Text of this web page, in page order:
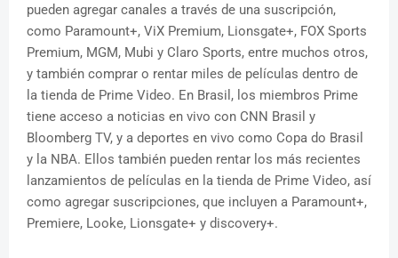
pueden agregar canales a través de una suscripción,
como Paramount+, ViX Premium, Lionsgate+, FOX Sports
Premium, MGM, Mubi y Claro Sports, entre muchos otros,
y también comprar o rentar miles de películas dentro de
la tienda de Prime Video. En Brasil, los miembros Prime
tiene acceso a noticias en vivo con CNN Brasil y
Bloomberg TV, y a deportes en vivo como Copa do Brasil
y la NBA. Ellos también pueden rentar los más recientes
lanzamientos de películas en la tienda de Prime Video, así
como agregar suscripciones, que incluyen a Paramount+,
Premiere, Looke, Lionsgate+ y discovery+.